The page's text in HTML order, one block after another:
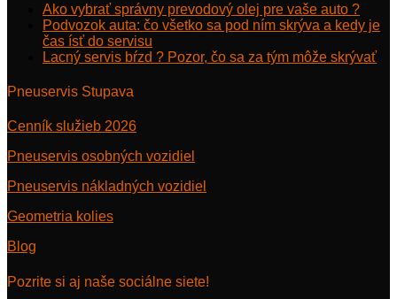
Ako vybrať správny prevodový olej pre vaše auto ?
Podvozok auta: čo všetko sa pod ním skrýva a kedy je
čas ísť do servisu
Lacný servis bŕzd ? Pozor, čo sa za tým môže skrývať
Pneuservis Stupava
Cenník služieb 2026
Pneuservis osobných vozidiel
Pneuservis nákladných vozidiel
Geometria kolies
Blog
Pozrite si aj naše sociálne siete!